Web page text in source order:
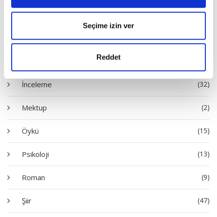
Seçime izin ver
Reddet
Deneme (53)
İnceleme (32)
Mektup (2)
Öykü (15)
Psikoloji (13)
Roman (9)
Şiir (47)